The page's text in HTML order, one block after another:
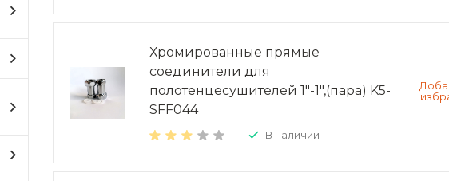
Хромированные прямые
соединители для
полотенцесушителей 1"-1",(пара) K5-
SFF044
В наличии